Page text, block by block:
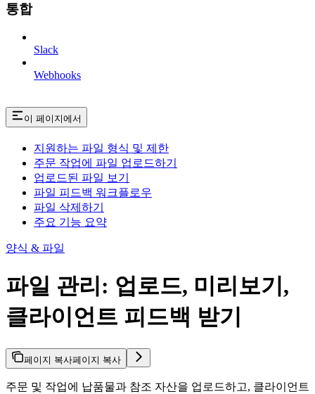
통합
Slack
Webhooks
이 페이지에서
지원하는 파일 형식 및 제한
주문 작업에 파일 업로드하기
업로드된 파일 보기
파일 피드백 워크플로우
파일 삭제하기
주요 기능 요약
양식 & 파일
파일 관리: 업로드, 미리보기,
클라이언트 피드백 받기
페이지 복사페이지 복사
주문 및 작업에 납품물과 참조 자산을 업로드하고, 클라이언트